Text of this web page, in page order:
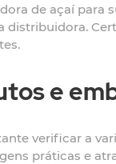
de açaí para
e
verificar a
práticas e